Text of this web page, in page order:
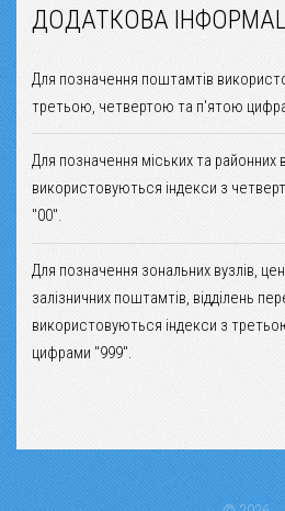
ДОДАТКОВА
Для позначення поштамтів
третьою, четвертою та п'ятою
Для позначення міських та районних
використовуються індекси з
"00".
Для позначення зональних вузлів,
залізничних поштамтів, відділень
використовуються індекси з
цифрами "999".